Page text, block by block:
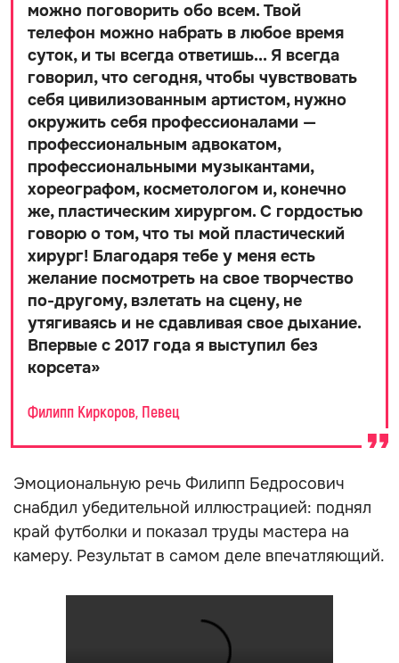
можно поговорить обо всем. Твой
телефон можно набрать в любое время
суток, и ты всегда ответишь... Я всегда
говорил, что сегодня, чтобы чувствовать
себя цивилизованным артистом, нужно
окружить себя профессионалами —
профессиональным адвокатом,
профессиональными музыкантами,
хореографом, косметологом и, конечно
же, пластическим хирургом. С гордостью
говорю о том, что ты мой пластический
хирург! Благодаря тебе у меня есть
желание посмотреть на свое творчество
по-другому, взлетать на сцену, не
утягиваясь и не сдавливая свое дыхание.
Впервые с 2017 года я выступил без
корсета»
Филипп Киркоров, Певец
Эмоциональную речь Филипп Бедросович
снабдил убедительной иллюстрацией: поднял
край футболки и показал труды мастера на
камеру. Результат в самом деле впечатляющий.